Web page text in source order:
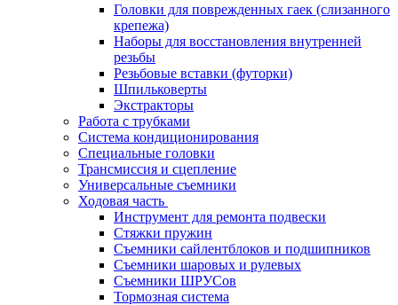
Головки для поврежденных гаек (слизанного
крепежа)
Наборы для восстановления внутренней
резьбы
Резьбовые вставки (футорки)
Шпильковерты
Экстракторы
Работа с трубками
Система кондиционирования
Специальные головки
Трансмиссия и сцепление
Универсальные съемники
Ходовая часть
Инструмент для ремонта подвески
Стяжки пружин
Съемники сайлентблоков и подшипников
Съемники шаровых и рулевых
Съемники ШРУСов
Тормозная система